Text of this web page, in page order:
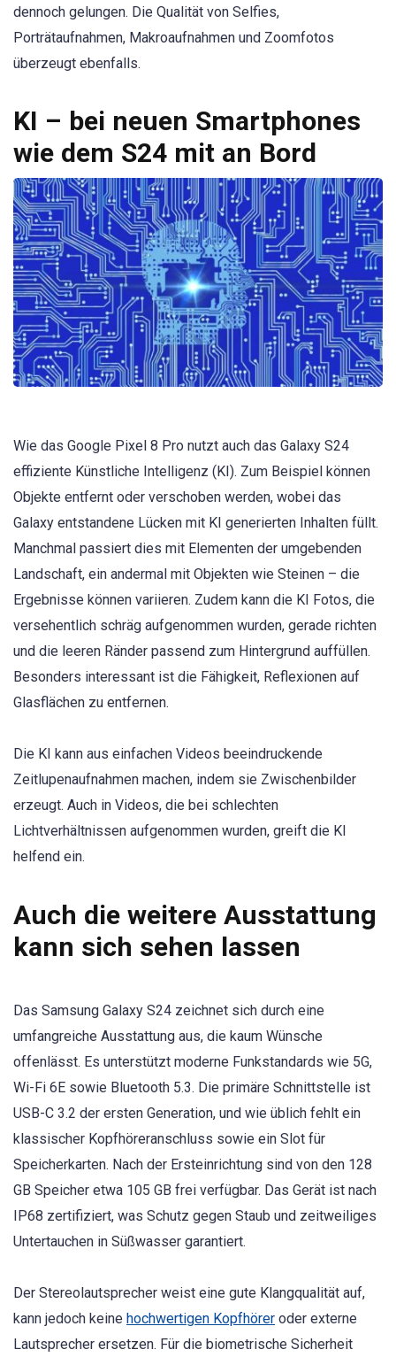
dennoch gelungen. Die Qualität von Selfies,
Porträtaufnahmen, Makroaufnahmen und Zoomfotos
überzeugt ebenfalls.
KI – bei neuen Smartphones
wie dem S24 mit an Bord
Wie das Google Pixel 8 Pro nutzt auch das Galaxy S24
effiziente Künstliche Intelligenz (KI). Zum Beispiel können
Objekte entfernt oder verschoben werden, wobei das
Galaxy entstandene Lücken mit KI generierten Inhalten füllt.
Manchmal passiert dies mit Elementen der umgebenden
Landschaft, ein andermal mit Objekten wie Steinen – die
Ergebnisse können variieren. Zudem kann die KI Fotos, die
versehentlich schräg aufgenommen wurden, gerade richten
und die leeren Ränder passend zum Hintergrund auffüllen.
Besonders interessant ist die Fähigkeit, Reflexionen auf
Glasflächen zu entfernen.
Die KI kann aus einfachen Videos beeindruckende
Zeitlupenaufnahmen machen, indem sie Zwischenbilder
erzeugt. Auch in Videos, die bei schlechten
Lichtverhältnissen aufgenommen wurden, greift die KI
helfend ein.
Auch die weitere Ausstattung
kann sich sehen lassen
Das Samsung Galaxy S24 zeichnet sich durch eine
umfangreiche Ausstattung aus, die kaum Wünsche
offenlässt. Es unterstützt moderne Funkstandards wie 5G,
Wi-Fi 6E sowie Bluetooth 5.3. Die primäre Schnittstelle ist
USB-C 3.2 der ersten Generation, und wie üblich fehlt ein
klassischer Kopfhöreranschluss sowie ein Slot für
Speicherkarten. Nach der Ersteinrichtung sind von den 128
GB Speicher etwa 105 GB frei verfügbar. Das Gerät ist nach
IP68 zertifiziert, was Schutz gegen Staub und zeitweiliges
Untertauchen in Süßwasser garantiert.
Der Stereolautsprecher weist eine gute Klangqualität auf,
kann jedoch keine hochwertigen Kopfhörer oder externe
Lautsprecher ersetzen. Für die biometrische Sicherheit